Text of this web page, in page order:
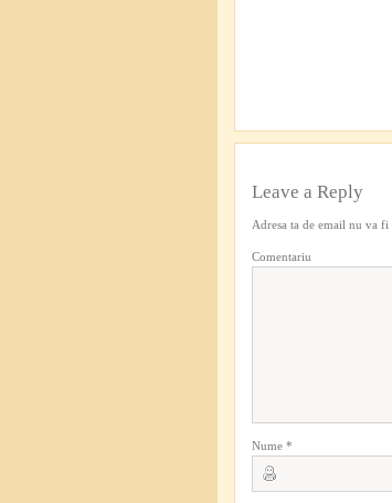
Leave a Reply
Adresa ta de email nu va fi
Comentariu
Nume *